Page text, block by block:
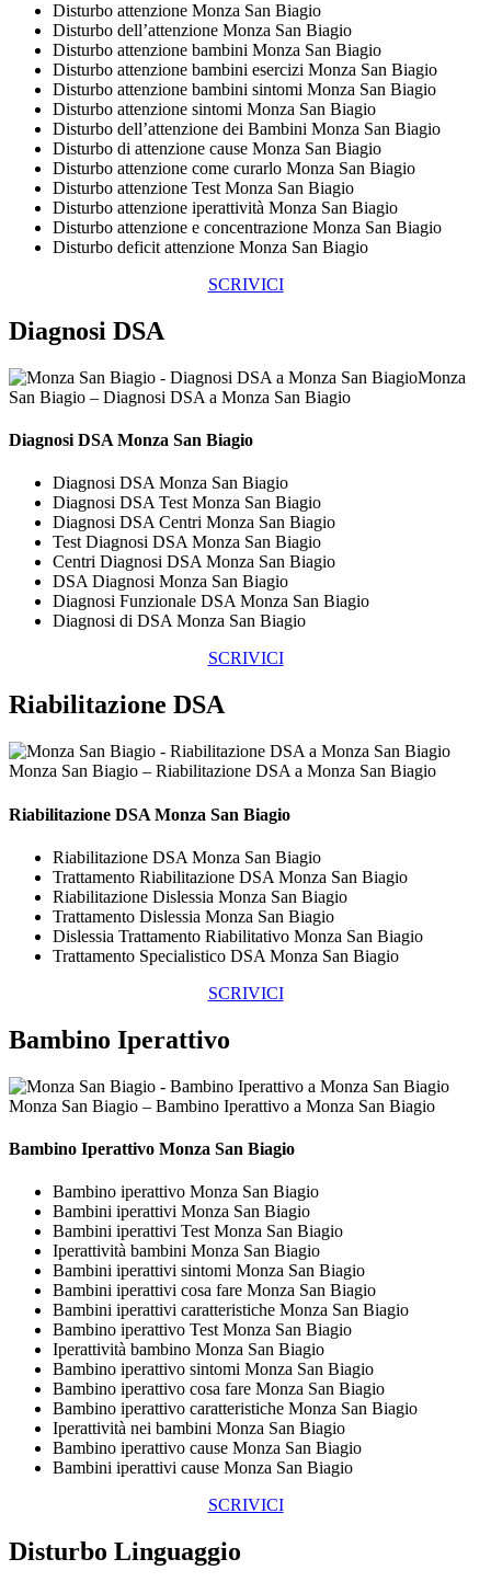
Disturbo attenzione Monza San Biagio
Disturbo dell’attenzione Monza San Biagio
Disturbo attenzione bambini Monza San Biagio
Disturbo attenzione bambini esercizi Monza San Biagio
Disturbo attenzione bambini sintomi Monza San Biagio
Disturbo attenzione sintomi Monza San Biagio
Disturbo dell’attenzione dei Bambini Monza San Biagio
Disturbo di attenzione cause Monza San Biagio
Disturbo attenzione come curarlo Monza San Biagio
Disturbo attenzione Test Monza San Biagio
Disturbo attenzione iperattività Monza San Biagio
Disturbo attenzione e concentrazione Monza San Biagio
Disturbo deficit attenzione Monza San Biagio
SCRIVICI
Diagnosi DSA
Monza
San Biagio – Diagnosi DSA a Monza San Biagio
Diagnosi DSA Monza San Biagio
Diagnosi DSA Monza San Biagio
Diagnosi DSA Test Monza San Biagio
Diagnosi DSA Centri Monza San Biagio
Test Diagnosi DSA Monza San Biagio
Centri Diagnosi DSA Monza San Biagio
DSA Diagnosi Monza San Biagio
Diagnosi Funzionale DSA Monza San Biagio
Diagnosi di DSA Monza San Biagio
SCRIVICI
Riabilitazione DSA
Monza San Biagio – Riabilitazione DSA a Monza San Biagio
Riabilitazione DSA Monza San Biagio
Riabilitazione DSA Monza San Biagio
Trattamento Riabilitazione DSA Monza San Biagio
Riabilitazione Dislessia Monza San Biagio
Trattamento Dislessia Monza San Biagio
Dislessia Trattamento Riabilitativo Monza San Biagio
Trattamento Specialistico DSA Monza San Biagio
SCRIVICI
Bambino Iperattivo
Monza San Biagio – Bambino Iperattivo a Monza San Biagio
Bambino Iperattivo Monza San Biagio
Bambino iperattivo Monza San Biagio
Bambini iperattivi Monza San Biagio
Bambini iperattivi Test Monza San Biagio
Iperattività bambini Monza San Biagio
Bambini iperattivi sintomi Monza San Biagio
Bambini iperattivi cosa fare Monza San Biagio
Bambini iperattivi caratteristiche Monza San Biagio
Bambino iperattivo Test Monza San Biagio
Iperattività bambino Monza San Biagio
Bambino iperattivo sintomi Monza San Biagio
Bambino iperattivo cosa fare Monza San Biagio
Bambino iperattivo caratteristiche Monza San Biagio
Iperattività nei bambini Monza San Biagio
Bambino iperattivo cause Monza San Biagio
Bambini iperattivi cause Monza San Biagio
SCRIVICI
Disturbo Linguaggio